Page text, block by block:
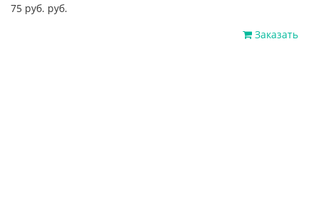
75 руб. руб.
Заказать